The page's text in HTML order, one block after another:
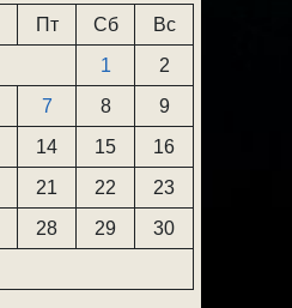
Пт Сб
Вс
1
2
7 8
9
14 15
16
21 22
23
28 29
30